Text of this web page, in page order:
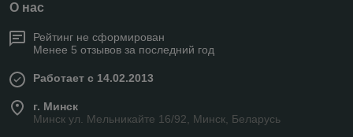
О нас
Рейтинг не сформирован
Менее 5 отзывов за последний год
Работает с 14.02.2013
г. Минск
Минск ул. Мельникайте 16/92, Минск, Беларусь